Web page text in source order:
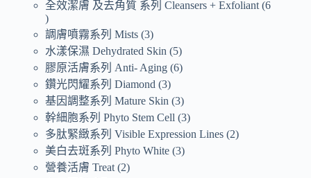
全效潔膚 及去角質 系列 Cleansers + Exfoliant 6
調膚噴霧系列 Mists 3
水漾保濕 Dehydrated Skin
5
膠原活膚系列 Anti- Aging 6
鑽光閃耀系列 Diamond 3
基因調整系列 Mature Skin 3
幹細胞系列 Phyto Stem Cell 3
多肽緊緻系列 Visible Expression Lines 2
美白去斑系列 Phyto White 3
營養活膚 Treat 2